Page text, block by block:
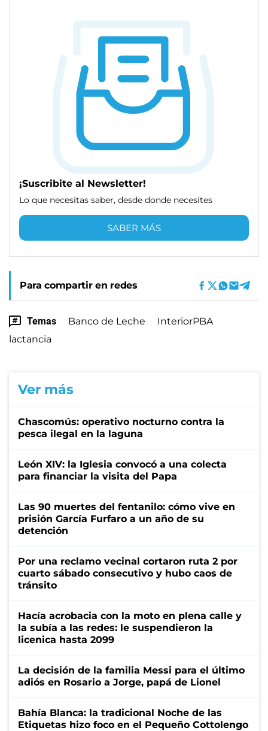
¡Suscribite al Newsletter!
Lo que necesitas saber, desde donde necesites
SABER MÁS
Para compartir en redes
Temas Banco de Leche
InteriorPBA
lactancia
Ver más
Chascomús: operativo nocturno contra la
pesca ilegal en la laguna
León XIV: la Iglesia convocó a una colecta
para financiar la visita del Papa
Las 90 muertes del fentanilo: cómo vive en
prisión García Furfaro a un año de su
detención
Por una reclamo vecinal cortaron ruta 2 por
cuarto sábado consecutivo y hubo caos de
tránsito
Hacía acrobacia con la moto en plena calle y
la subía a las redes: le suspendieron la
licenica hasta 2099
La decisión de la familia Messi para el último
adiós en Rosario a Jorge, papá de Lionel
Bahía Blanca: la tradicional Noche de las
Etiquetas hizo foco en el Pequeño Cottolengo